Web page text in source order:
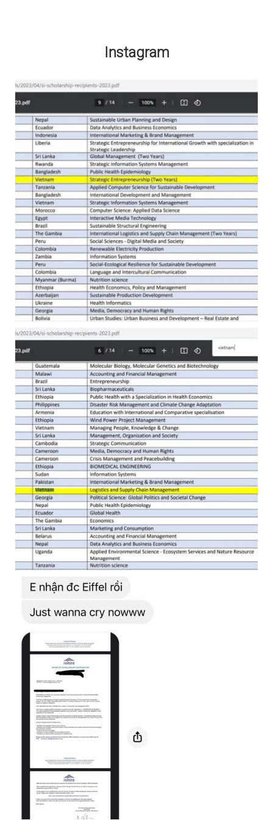
Instagram